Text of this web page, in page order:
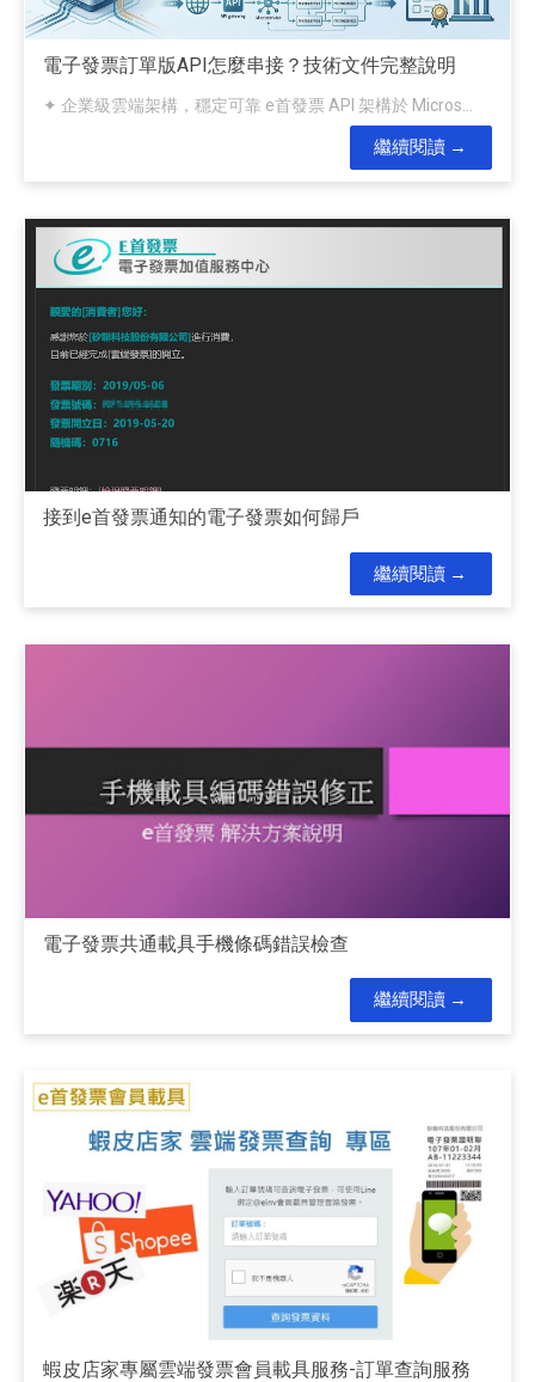
電子發票訂單版API怎麼串接？技術文件完整說明
✦ 企業級雲端架構，穩定可靠 e首發票 API 架構於 Micros...
繼續閱讀
接到e首發票通知的電子發票如何歸戶
繼續閱讀
電子發票共通載具手機條碼錯誤檢查
繼續閱讀
蝦皮店家專屬雲端發票會員載具服務-訂單查詢服務